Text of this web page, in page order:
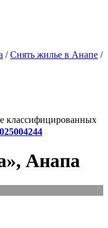
/Снять жилье в Анапе /
классифицированных
Анапа